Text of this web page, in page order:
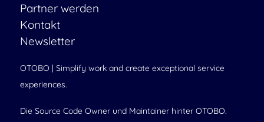
Partner werden
Kontakt
Newsletter
OTOBO | Simplify work and create exceptional service
experiences.
Die Source Code Owner und Maintainer hinter OTOBO.